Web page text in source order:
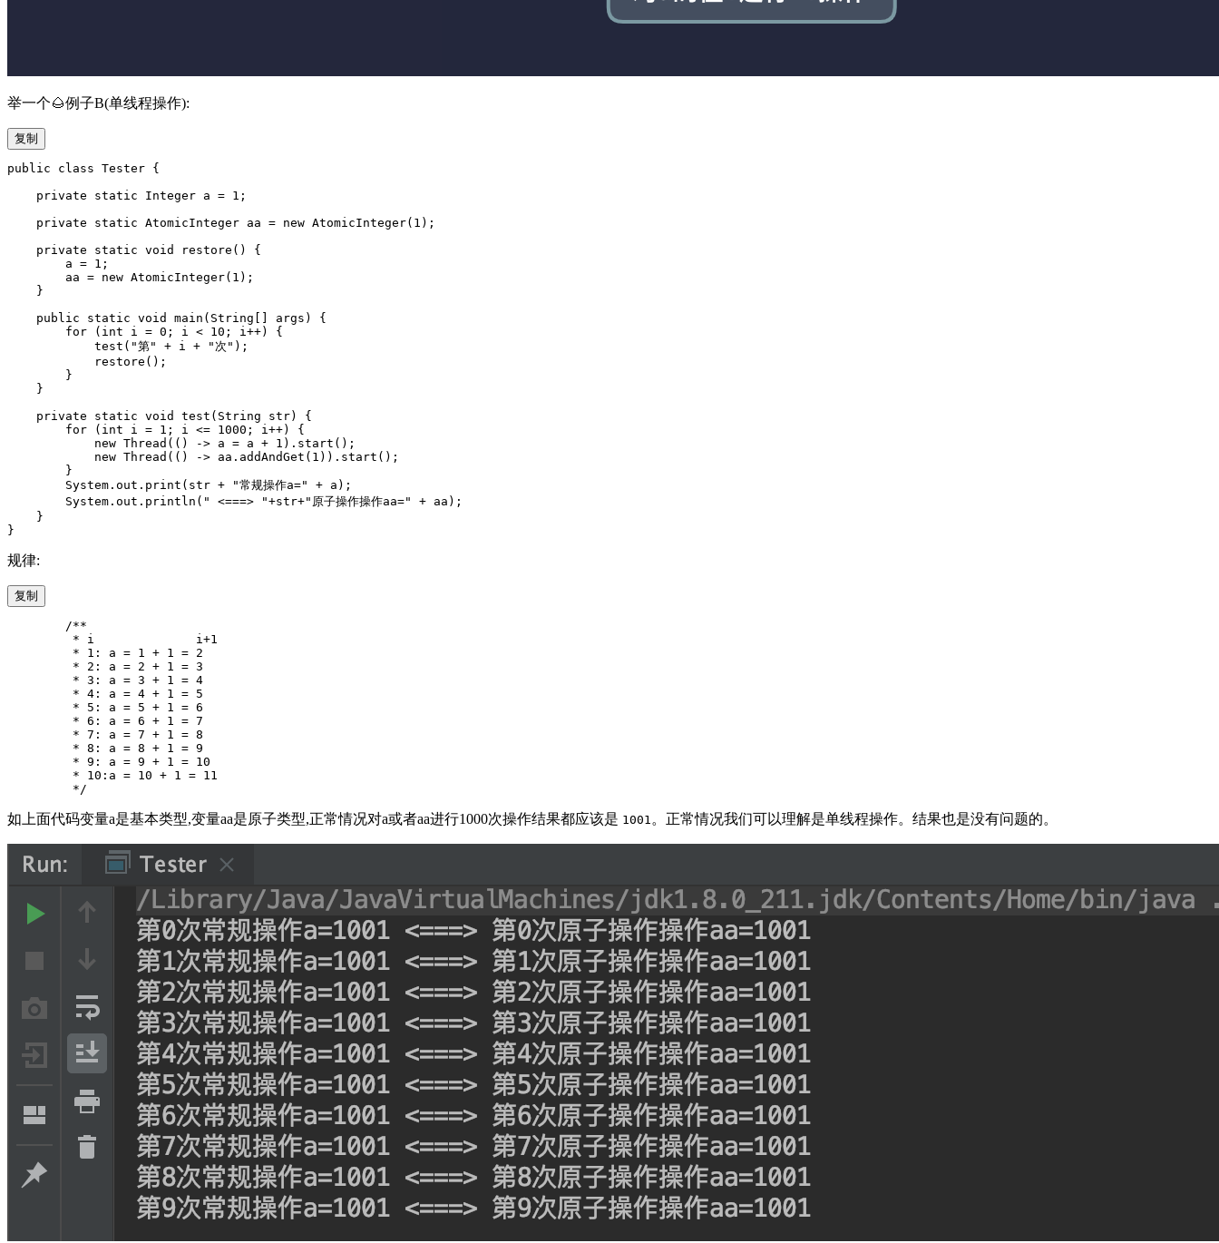
举一个🌰例子B(单线程操作):
复制
public class Tester {
    private static Integer a = 1;
    private static AtomicInteger aa = new AtomicInteger(1);
    private static void restore() {
        a = 1;
        aa = new AtomicInteger(1);
    }
    public static void main(String[] args) {
        for (int i = 0; i < 10; i++) {
            test("第" + i + "次");
            restore();
        }
    }
    private static void test(String str) {
        for (int i = 1; i <= 1000; i++) {
            new Thread(() -> a = a + 1).start();
            new Thread(() -> aa.addAndGet(1)).start();
        }
        System.out.print(str + "常规操作a=" + a);
        System.out.println(" <===> "+str+"原子操作操作aa=" + aa);
    }
规律:
复制
        /**
         * i              i+1
         * 1: a = 1 + 1 = 2
         * 2: a = 2 + 1 = 3
         * 3: a = 3 + 1 = 4
         * 4: a = 4 + 1 = 5
         * 5: a = 5 + 1 = 6
         * 6: a = 6 + 1 = 7
         * 7: a = 7 + 1 = 8
         * 8: a = 8 + 1 = 9
         * 9: a = 9 + 1 = 10
         * 10:a = 10 + 1 = 11
如上面代码变量a是基本类型,变量aa是原子类型,正常情况对a或者aa进行1000次操作结果都应该是 1001 。正常情况我们可以理解是单线程操作。结果也是没有问题的。